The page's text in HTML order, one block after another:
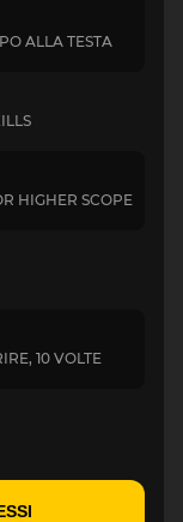
ALLA TESTA
HIGHER SCOPE
10 VOLTE